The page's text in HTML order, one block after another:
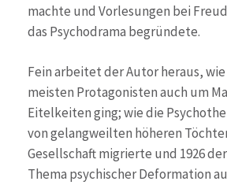
machte und Vorlesungen bei
das Psychodrama begründete.
Fein arbeitet der Autor heraus, wie
meisten Protagonisten auch um
Eitelkeiten ging; wie die
von gelangweilten höheren
Gesellschaft migrierte und 1926
Thema psychischer Deformation